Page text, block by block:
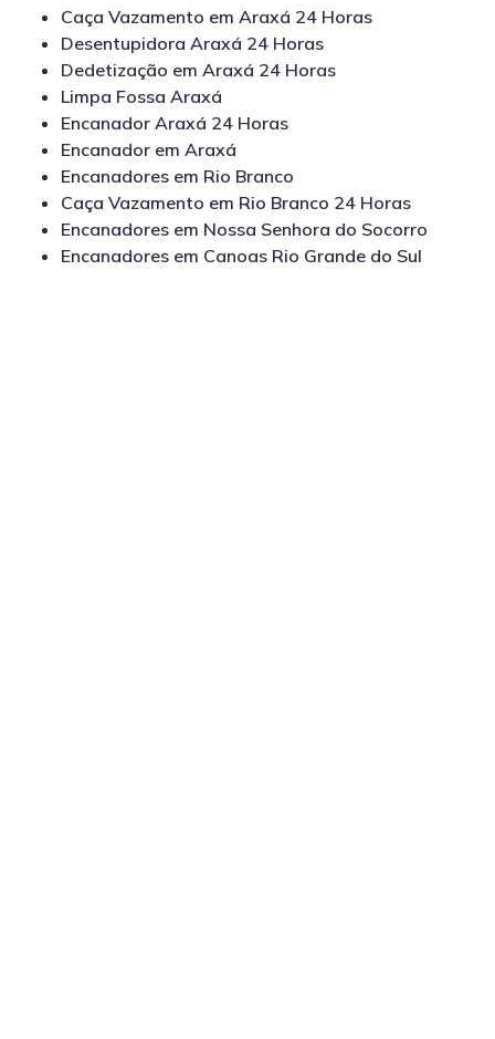
Caça Vazamento em Araxá 24 Horas
Desentupidora Araxá 24 Horas
Dedetização em Araxá 24 Horas
Limpa Fossa Araxá
Encanador Araxá 24 Horas
Encanador em Araxá
Encanadores em Rio Branco
Caça Vazamento em Rio Branco 24 Horas
Encanadores em Nossa Senhora do Socorro
Encanadores em Canoas Rio Grande do Sul